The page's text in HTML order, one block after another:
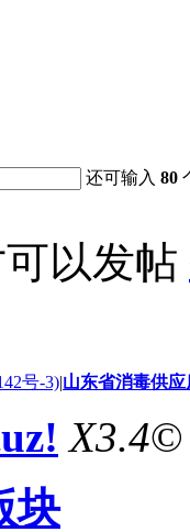
还可输入80
以发帖
号-3)|山东省消毒供
X3.4©
块